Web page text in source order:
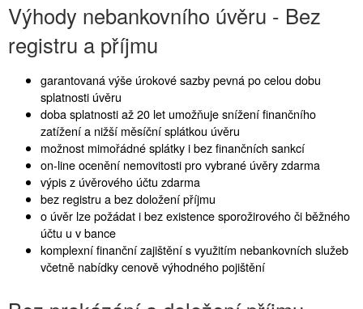
Výhody nebankovního úvěru - Bez
registru a příjmu
garantovaná výše úrokové sazby pevná po celou dobu
splatnosti úvěru
doba splatnosti až 20 let umožňuje snížení finančního
zatížení a nižší měsíční splátkou úvěru
možnost mimořádné splátky i bez finančních sankcí
on-line ocenění nemovitosti pro vybrané úvěry zdarma
výpis z úvěrového účtu zdarma
bez registru a bez doložení příjmu
o úvěr lze požádat i bez existence sporožirového či běžného
účtu u v bance
komplexní finanční zajištění s využitím nebankovních služeb
včetně nabídky cenově výhodného pojištění